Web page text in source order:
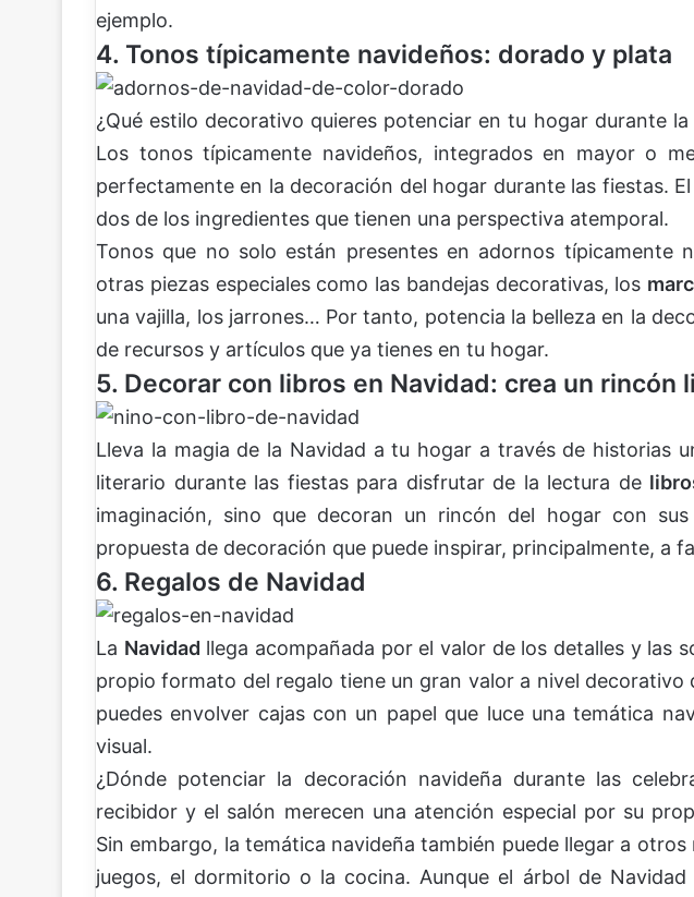
ejemplo.
4. Tonos típicamente navideños: dorado y plata
¿Qué estilo decorativo quieres potenciar en tu hogar durante
Los tonos típicamente navideños, integrados en mayor o
perfectamente en la decoración del hogar durante las fiestas.
dos de los ingredientes que tienen una perspectiva atemporal.
Tonos que no solo están presentes en adornos típicamente
otras piezas especiales como las bandejas decorativas, los
una vajilla, los jarrones… Por tanto, potencia la belleza en la
de recursos y artículos que ya tienes en tu hogar.
5. Decorar con libros en Navidad: crea un rincón
Lleva la magia de la Navidad a tu hogar a través de historias
literario durante las fiestas para disfrutar de la lectura de
imaginación, sino que decoran un rincón del hogar con
propuesta de decoración que puede inspirar, principalmente, a
6. Regalos de Navidad
La Navidad llega acompañada por el valor de los detalles y las
propio formato del regalo tiene un gran valor a nivel decorativo
puedes envolver cajas con un papel que luce una temática
visual.
¿Dónde potenciar la decoración navideña durante las
recibidor y el salón merecen una atención especial por su
Sin embargo, la temática navideña también puede llegar a
juegos, el dormitorio o la cocina. Aunque el árbol de